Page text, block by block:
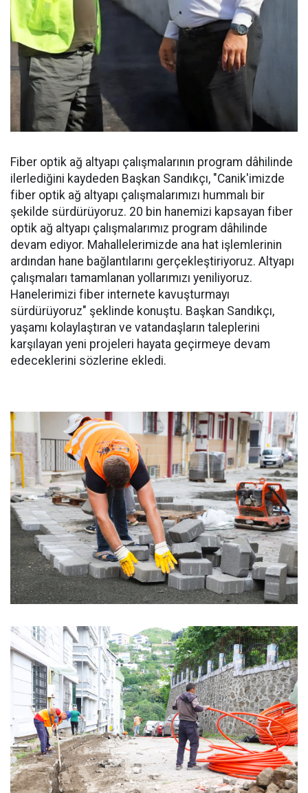
Fiber optik ağ altyapı çalışmalarının program dâhilinde
ilerlediğini kaydeden Başkan Sandıkçı, "Canik'imizde
fiber optik ağ altyapı çalışmalarımızı hummalı bir
şekilde sürdürüyoruz. 20 bin hanemizi kapsayan fiber
optik ağ altyapı çalışmalarımız program dâhilinde
devam ediyor. Mahallelerimizde ana hat işlemlerinin
ardından hane bağlantılarını gerçekleştiriyoruz. Altyapı
çalışmaları tamamlanan yollarımızı yeniliyoruz.
Hanelerimizi fiber internete kavuşturmayı
sürdürüyoruz" şeklinde konuştu. Başkan Sandıkçı,
yaşamı kolaylaştıran ve vatandaşların taleplerini
karşılayan yeni projeleri hayata geçirmeye devam
edeceklerini sözlerine ekledi.